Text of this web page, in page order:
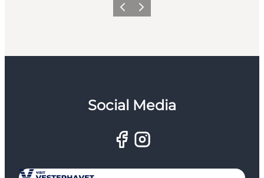
ZurückWeiter
Social Media